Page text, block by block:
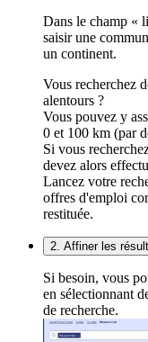
Dans le champ «
saisir une
un continent.
Vous recherchez
alentours ?
Vous pouvez y
0 et 100 km (par
Si vous
devez alors
Lancez votre
offres d'emploi
restituée.
2. Affiner les
Si besoin, vous
en sélectionnant
de recherche.